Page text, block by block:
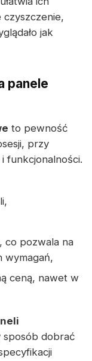
jak
panele
to pewność
przy
funkcjonalności.
co pozwala na
wymagań,
ceną, nawet w
sposób dobrać